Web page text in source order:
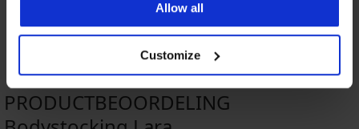
Allow all
Customize
PRODUCTBEOORDELING